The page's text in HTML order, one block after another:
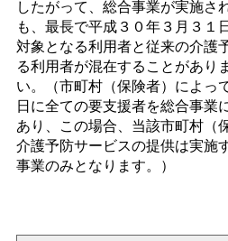
したがって、総合事業が実施さ
も、最長で平成３０年３月３１
対象となる利用者と従来の介護
る利用者が混在することがあり
い。（市町村（保険者）によっ
日に全ての要支援者を総合事業
あり、この場合、当該市町村（
介護予防サービスの提供は実施
事業のみとなります。）